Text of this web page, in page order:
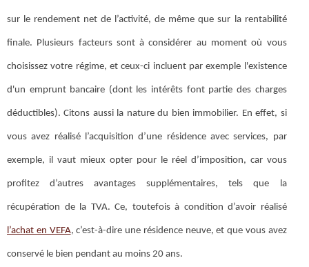
sur le rendement net de l’activité, de même que sur la rentabilité
finale. Plusieurs facteurs sont à considérer au moment où vous
choisissez votre régime, et ceux-ci incluent par exemple l'existence
d'un emprunt bancaire (dont les intérêts font partie des charges
déductibles). Citons aussi la nature du bien immobilier. En effet, si
vous avez réalisé l’acquisition d’une résidence avec services, par
exemple, il vaut mieux opter pour le réel d’imposition, car vous
profitez d’autres avantages supplémentaires, tels que la
récupération de la TVA. Ce, toutefois à condition d’avoir réalisé
l’achat en VEFA, c’est-à-dire une résidence neuve, et que vous avez
conservé le bien pendant au moins 20 ans.